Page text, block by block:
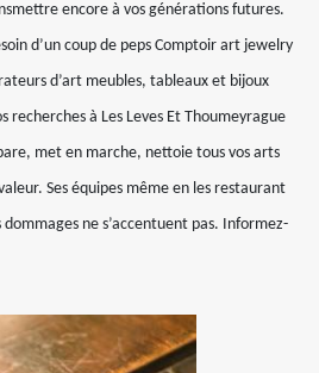
encore à vos générations futures.
d’un coup de peps Comptoir art jewelry
d’art meubles, tableaux et bijoux
recherches à Les Leves Et Thoumeyrague
met en marche, nettoie tous vos arts
Ses équipes même en les restaurant
ne s’accentuent pas. Informez-